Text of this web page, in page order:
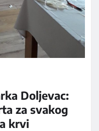
Doljevac:
za svakog
krvi